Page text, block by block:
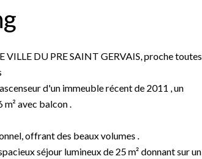
VILLE DU PRE SAINT GERVAIS, proche toutes
d'un immeuble récent de 2011 , un
avec balcon .
offrant des beaux volumes .
séjour lumineux de 25 m² donnant sur un